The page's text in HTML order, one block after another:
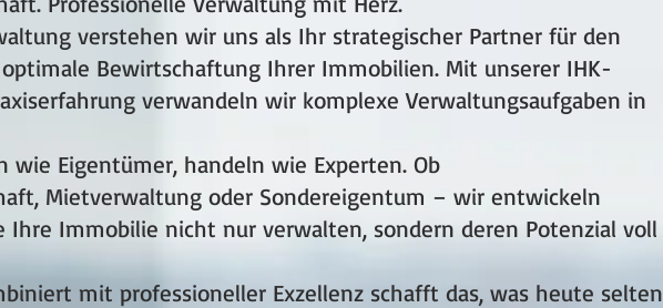
verstehen wir uns als Ihr strategischer Partner für den
Bewirtschaftung Ihrer Immobilien. Mit unserer IHK-
verwandeln wir komplexe Verwaltungsaufgaben in
wie Eigentümer, handeln wie Experten. Ob
Mietverwaltung oder Sondereigentum – wir entwickeln
Ihre Immobilie nicht nur verwalten, sondern deren Potenzial voll
mit professioneller Exzellenz schafft das, was heute selten